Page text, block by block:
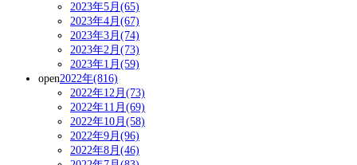
2023年5月(65)
2023年4月(67)
2023年3月(74)
2023年2月(73)
2023年1月(59)
open2022年(816)
2022年12月(73)
2022年11月(69)
2022年10月(58)
2022年9月(96)
2022年8月(46)